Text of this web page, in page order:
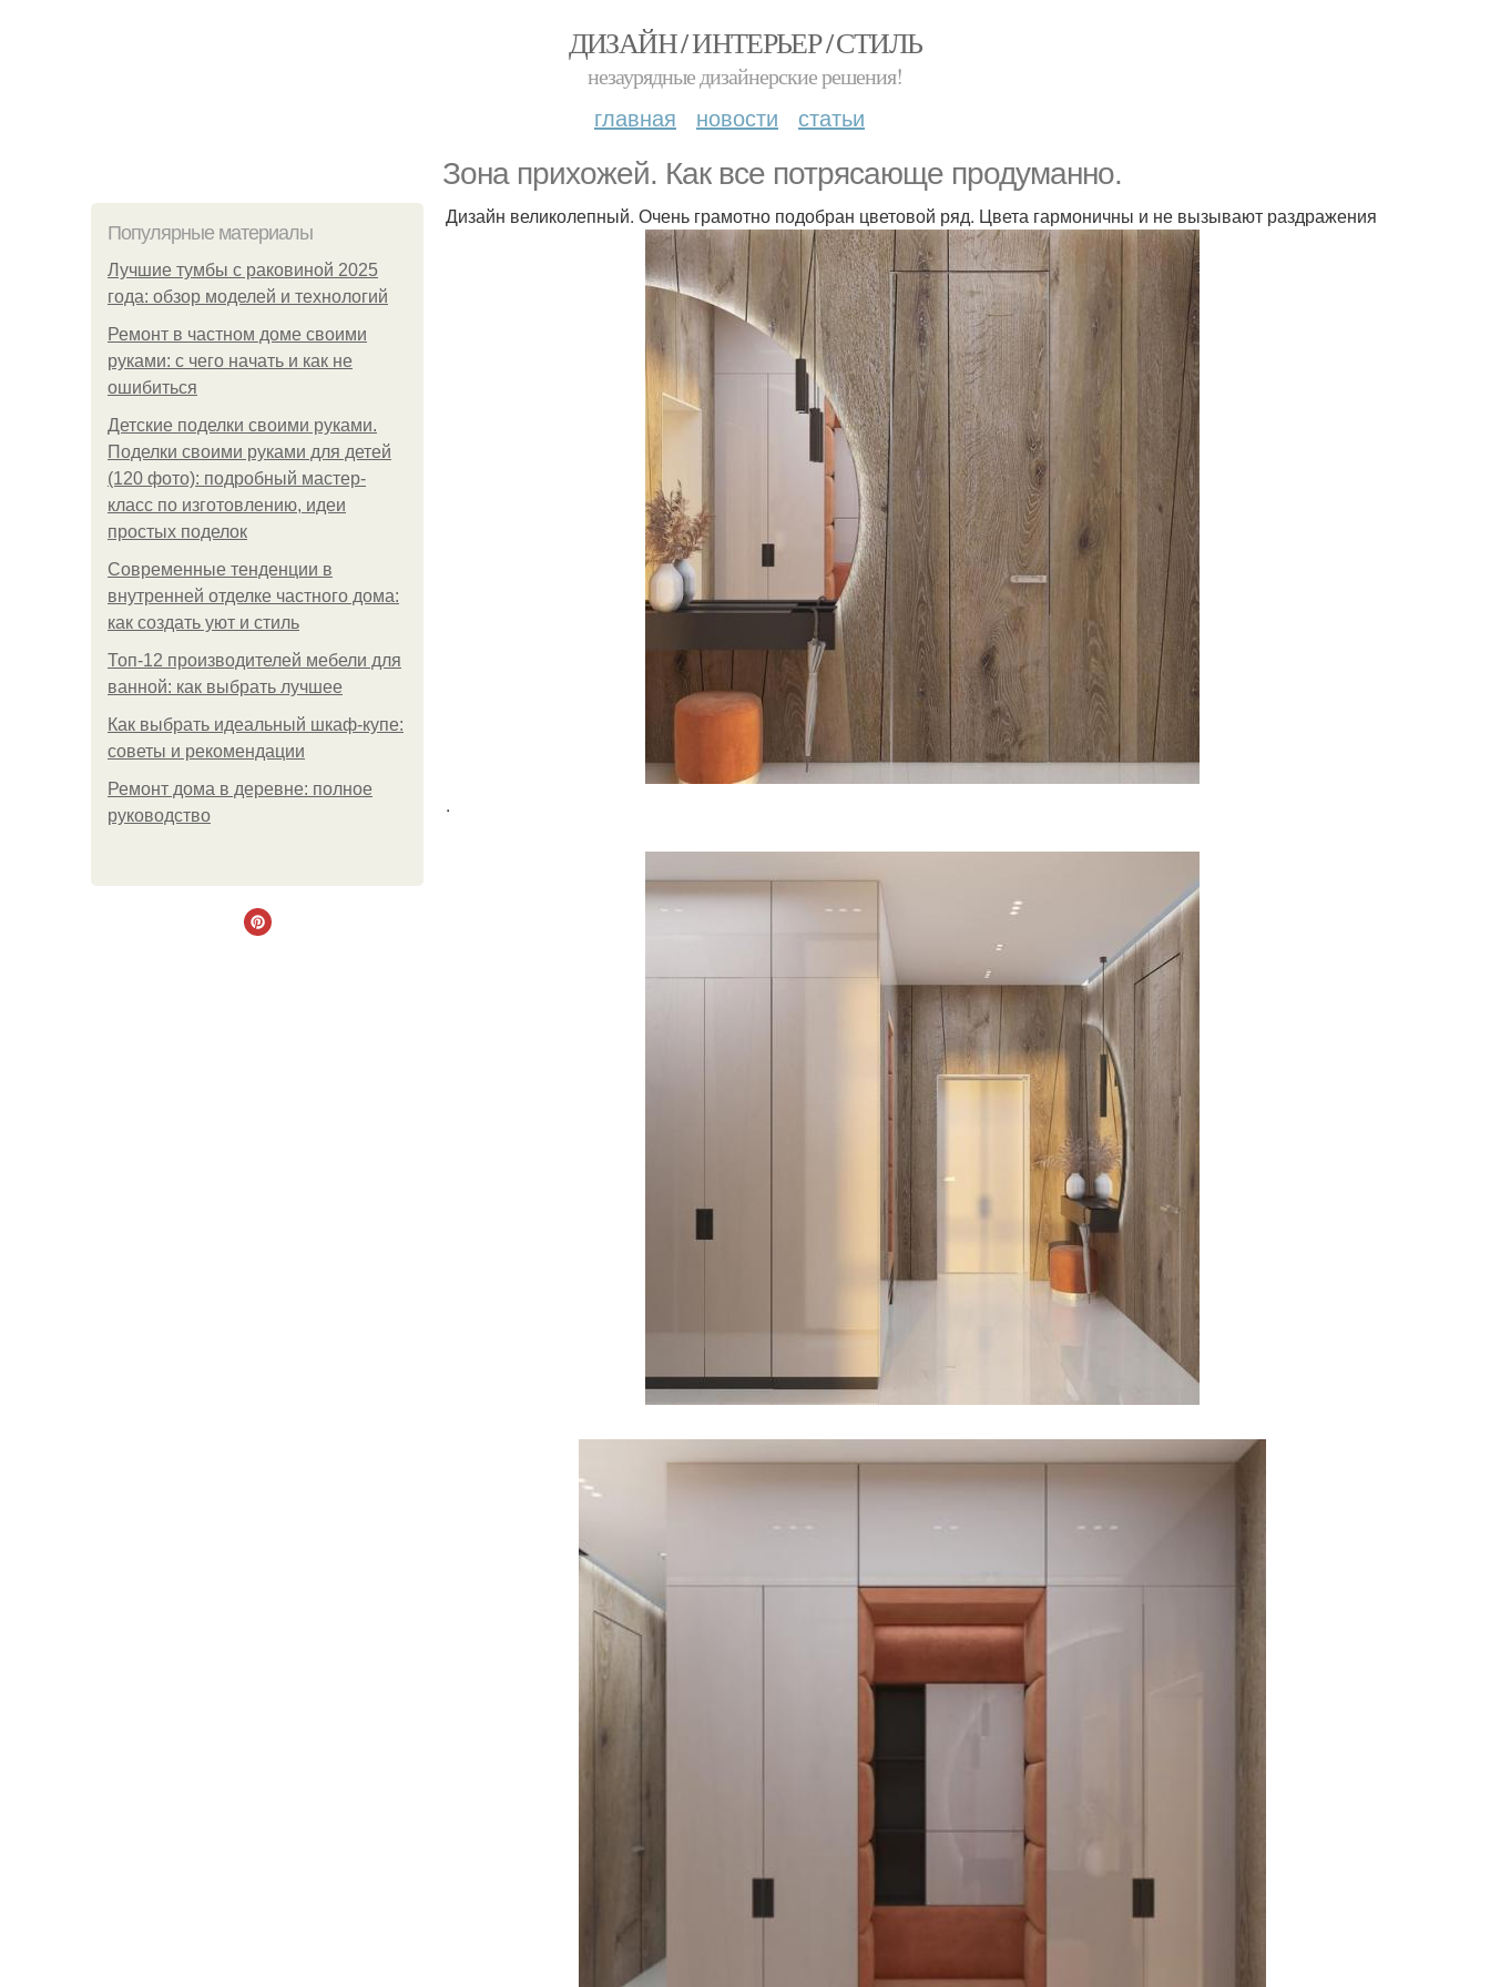
ДИЗАЙН / ИНТЕРЬЕР / СТИЛЬ
незаурядные дизайнерские решения!
главная новости статьи
Зона прихожей. Как все потрясающе продуманно.
Популярные материалы
Лучшие тумбы с раковиной 2025
года: обзор моделей и технологий
Ремонт в частном доме своими
руками: с чего начать и как не
ошибиться
Детские поделки своими руками.
Поделки своими руками для детей
(120 фото): подробный мастер-
класс по изготовлению, идеи
простых поделок
Современные тенденции в
внутренней отделке частного дома:
как создать уют и стиль
Топ-12 производителей мебели для
ванной: как выбрать лучшее
Как выбрать идеальный шкаф-купе:
советы и рекомендации
Ремонт дома в деревне: полное
руководство
Дизайн великолепный. Очень грамотно подобран цветовой ряд. Цвета гармоничны и не вызывают раздражения
.